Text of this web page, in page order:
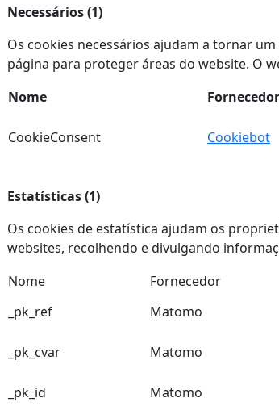
Necessários (1)
Os cookies necessários ajudam a tornar
página para proteger áreas do website. O
Nome
Fornecedor
CookieConsent Cookiebot
Estatísticas (1)
Os cookies de estatística ajudam os
websites, recolhendo e divulgando
Nome
Fornecedor
_pk_ref
Matomo
_pk_cvar
Matomo
_pk_id
Matomo